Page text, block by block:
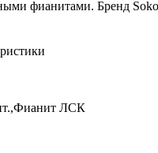
фианитами. Бренд
ЛСК